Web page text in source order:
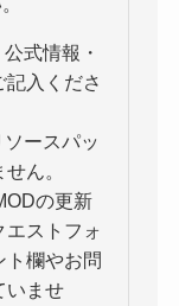
式情報・
入くださ
ースパッ
ん。
の更新
エストフォ
ト欄やお問
いませ